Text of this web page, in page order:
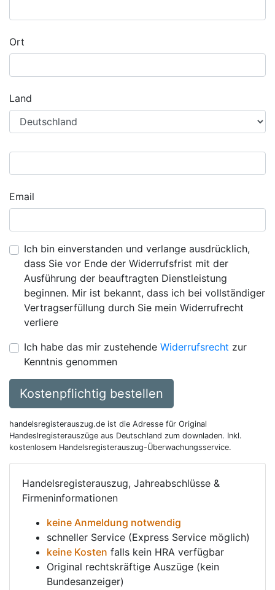
Ort
Land
Email
Ich bin einverstanden und verlange ausdrücklich,
dass Sie vor Ende der Widerrufsfrist mit der
Ausführung der beauftragten Dienstleistung
beginnen. Mir ist bekannt, dass ich bei vollständiger
Vertragserfüllung durch Sie mein Widerrufrecht
verliere
Ich habe das mir zustehende Widerrufsrecht zur
Kenntnis genommen
Kostenpflichtig bestellen
handelsregisterauszug.de ist die Adresse für Original
Handeslregisterauszüge aus Deutschland zum downladen. Inkl.
kostenlosem Handelsregisterauszug-Überwachungsservice.
Handelsregisterauszug, Jahreabschlüsse &
Firmeninformationen
keine Anmeldung notwendig
schneller Service (Express Service möglich)
keine Kosten falls kein HRA verfügbar
Original rechtskräftige Auszüge (kein
Bundesanzeiger)